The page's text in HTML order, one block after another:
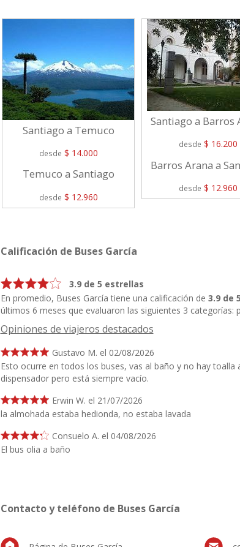
Santiago a Temuco
desde $ 14.000
Temuco a Santiago
desde $ 12.960
Santiago a Barros
desde $ 16.200
Barros Arana a
desde $ 12.960
Calificación de Buses García
3.9 de 5 estrellas
En promedio, Buses García tiene una calificación de 3.9 de 5
últimos 6 meses que evaluaron las siguientes 3 categorías:
Opiniones de viajeros destacados
Gustavo M. el 02/08/2026
Esto ocurre en todos los buses, vas al baño y no hay
dispensador pero está siempre vacío.
Erwin W. el 21/07/2026
la almohada estaba hedionda, no estaba lavada
Consuelo A. el 04/08/2026
El bus olia a baño
Contacto y teléfono de Buses García